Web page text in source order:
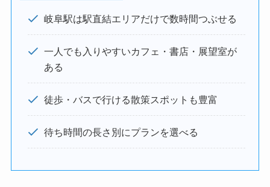
岐阜駅は駅直結エリアだけで数時間つぶせる
一人でも入りやすいカフェ・書店・展望室が
ある
徒歩・バスで行ける散策スポットも豊富
待ち時間の長さ別にプランを選べる